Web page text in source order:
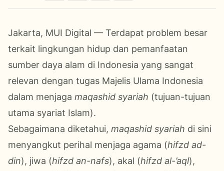
Jakarta, MUI Digital — Terdapat problem besar
terkait lingkungan hidup dan pemanfaatan
sumber daya alam di Indonesia yang sangat
relevan dengan tugas Majelis Ulama Indonesia
dalam menjaga maqashid syariah (tujuan-tujuan
utama syariat Islam).
Sebagaimana diketahui, maqashid syariah di sini
menyangkut perihal menjaga agama (hifzd ad-
din), jiwa (hifzd an-nafs), akal (hifzd al-’aql),